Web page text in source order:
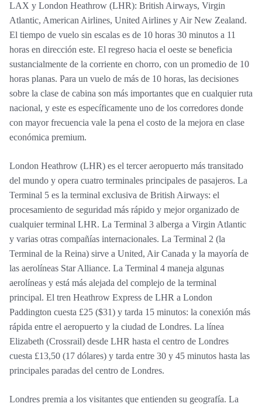
LAX y London Heathrow (LHR): British Airways, Virgin
Atlantic, American Airlines, United Airlines y Air New Zealand.
El tiempo de vuelo sin escalas es de 10 horas 30 minutos a 11
horas en dirección este. El regreso hacia el oeste se beneficia
sustancialmente de la corriente en chorro, con un promedio de 10
horas planas. Para un vuelo de más de 10 horas, las decisiones
sobre la clase de cabina son más importantes que en cualquier ruta
nacional, y este es específicamente uno de los corredores donde
con mayor frecuencia vale la pena el costo de la mejora en clase
económica premium.
London Heathrow (LHR) es el tercer aeropuerto más transitado
del mundo y opera cuatro terminales principales de pasajeros. La
Terminal 5 es la terminal exclusiva de British Airways: el
procesamiento de seguridad más rápido y mejor organizado de
cualquier terminal LHR. La Terminal 3 alberga a Virgin Atlantic
y varias otras compañías internacionales. La Terminal 2 (la
Terminal de la Reina) sirve a United, Air Canada y la mayoría de
las aerolíneas Star Alliance. La Terminal 4 maneja algunas
aerolíneas y está más alejada del complejo de la terminal
principal. El tren Heathrow Express de LHR a London
Paddington cuesta £25 ($31) y tarda 15 minutos: la conexión más
rápida entre el aeropuerto y la ciudad de Londres. La línea
Elizabeth (Crossrail) desde LHR hasta el centro de Londres
cuesta £13,50 (17 dólares) y tarda entre 30 y 45 minutos hasta las
principales paradas del centro de Londres.
Londres premia a los visitantes que entienden su geografía. La